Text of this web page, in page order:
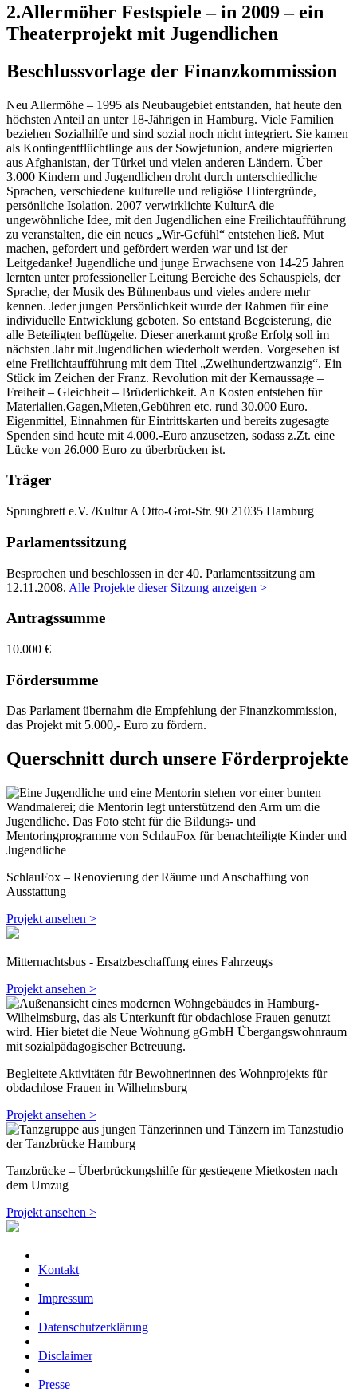
2.Allermöher Festspiele – in 2009 – ein
Theaterprojekt mit Jugendlichen
Beschlussvorlage der Finanzkommission
Neu Allermöhe – 1995 als Neubaugebiet entstanden, hat heute den
höchsten Anteil an unter 18-Jährigen in Hamburg. Viele Familien
beziehen Sozialhilfe und sind sozial noch nicht integriert. Sie kamen
als Kontingentflüchtlinge aus der Sowjetunion, andere migrierten
aus Afghanistan, der Türkei und vielen anderen Ländern. Über
3.000 Kindern und Jugendlichen droht durch unterschiedliche
Sprachen, verschiedene kulturelle und religiöse Hintergründe,
persönliche Isolation. 2007 verwirklichte KulturA die
ungewöhnliche Idee, mit den Jugendlichen eine Freilichtaufführung
zu veranstalten, die ein neues „Wir-Gefühl“ entstehen ließ. Mut
machen, gefordert und gefördert werden war und ist der
Leitgedanke! Jugendliche und junge Erwachsene von 14-25 Jahren
lernten unter professioneller Leitung Bereiche des Schauspiels, der
Sprache, der Musik des Bühnenbaus und vieles andere mehr
kennen. Jeder jungen Persönlichkeit wurde der Rahmen für eine
individuelle Entwicklung geboten. So entstand Begeisterung, die
alle Beteiligten beflügelte. Dieser anerkannt große Erfolg soll im
nächsten Jahr mit Jugendlichen wiederholt werden. Vorgesehen ist
eine Freilichtaufführung mit dem Titel „Zweihundertzwanzig“. Ein
Stück im Zeichen der Franz. Revolution mit der Kernaussage –
Freiheit – Gleichheit – Brüderlichkeit. An Kosten entstehen für
Materialien,Gagen,Mieten,Gebühren etc. rund 30.000 Euro.
Eigenmittel, Einnahmen für Eintrittskarten und bereits zugesagte
Spenden sind heute mit 4.000.-Euro anzusetzen, sodass z.Zt. eine
Lücke von 26.000 Euro zu überbrücken ist.
Träger
Sprungbrett e.V. /Kultur A Otto-Grot-Str. 90 21035 Hamburg
Parlamentssitzung
Besprochen und beschlossen in der 40. Parlamentssitzung am
12.11.2008. Alle Projekte dieser Sitzung anzeigen >
Antragssumme
10.000 €
Fördersumme
Das Parlament übernahm die Empfehlung der Finanzkommission,
das Projekt mit 5.000,- Euro zu fördern.
Querschnitt durch unsere Förderprojekte
SchlauFox – Renovierung der Räume und Anschaffung von
Ausstattung
Projekt ansehen >
Mitternachtsbus - Ersatzbeschaffung eines Fahrzeugs
Projekt ansehen >
Begleitete Aktivitäten für Bewohnerinnen des Wohnprojekts für
obdachlose Frauen in Wilhelmsburg
Projekt ansehen >
Tanzbrücke – Überbrückungshilfe für gestiegene Mietkosten nach
dem Umzug
Projekt ansehen >
Kontakt
Impressum
Datenschutzerklärung
Disclaimer
Presse